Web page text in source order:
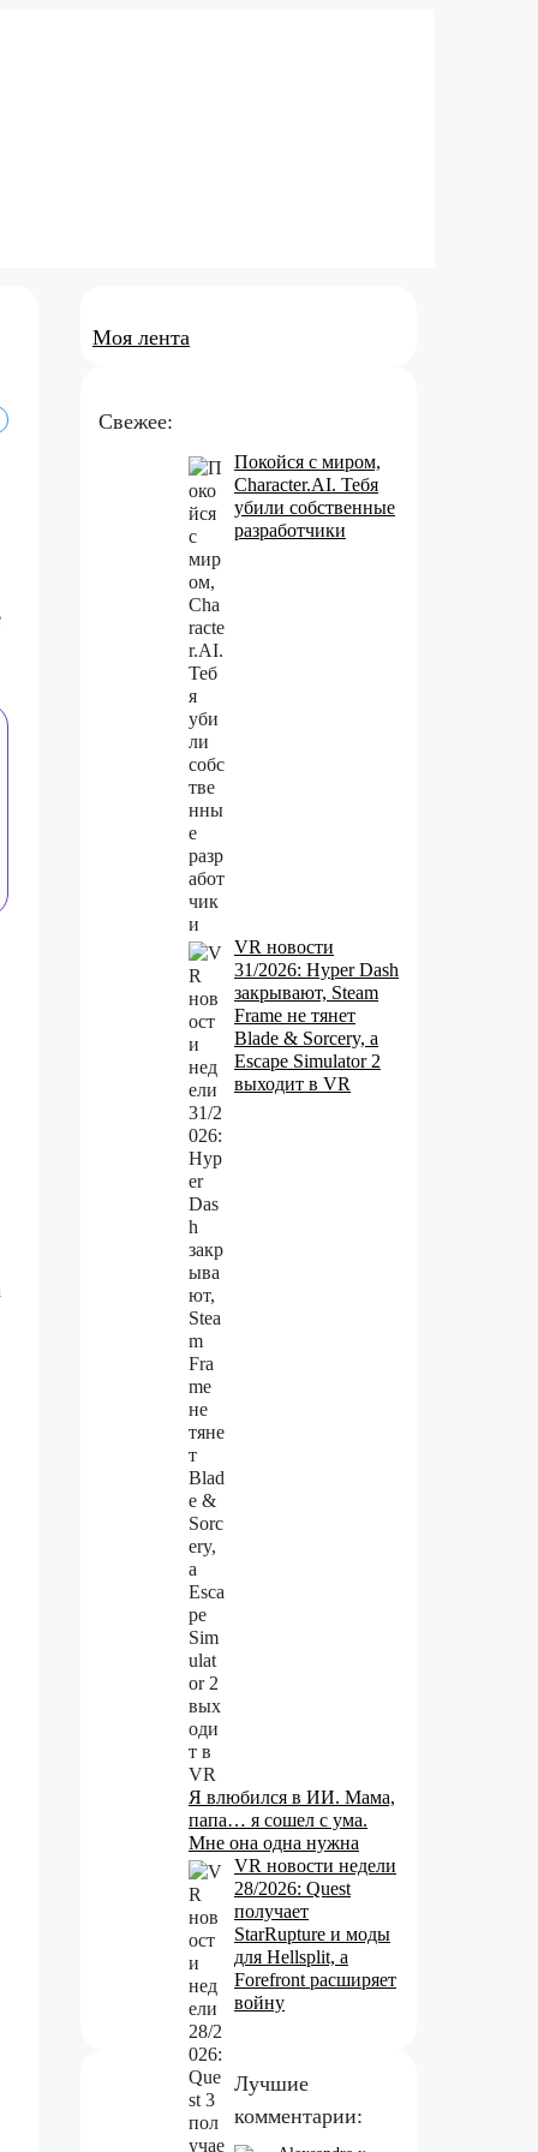
Моя лента
Свежее:
Покойся с миром,
Character.AI. Тебя
убили собственные
разработчики
VR новости
31/2026: Hyper Dash
закрывают, Steam
Frame не тянет
Blade & Sorcery, а
Escape Simulator 2
выходит в VR
Я влюбился в ИИ. Мама,
папа… я сошел с ума.
Мне она одна нужна
VR новости недели
28/2026: Quest
получает
StarRupture и моды
для Hellsplit, а
Forefront расширяет
войну
Лучшие
комментарии: